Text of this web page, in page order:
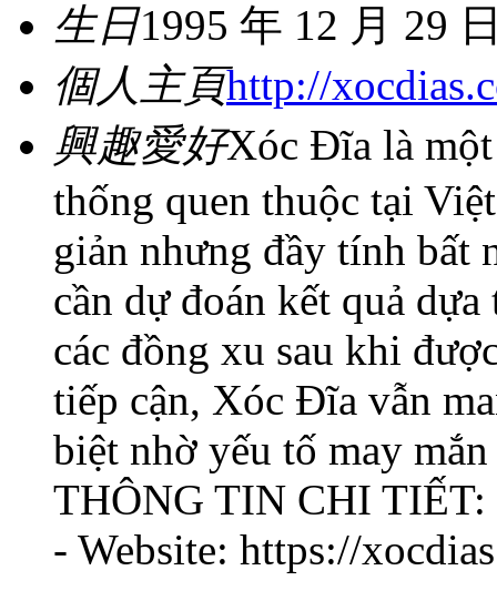
生日1995 年 12 月 29
個人主頁http://
興趣愛好Xóc Đĩa là
thống quen thuộc tại
giản nhưng đầy tính bất
cần dự đoán kết quả
các đồng xu sau khi
tiếp cận, Xóc Đĩa vẫn
biệt nhờ yếu tố may
THÔNG TIN CHI TIẾT:
- Website: https://